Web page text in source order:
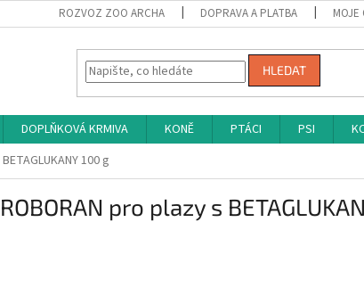
ROZVOZ ZOO ARCHA DOPRAVA A PLATBA MOJE
HLEDAT
DOPLŇKOVÁ KRMIVA KONĚ PTÁCI PSI
100 g
ROBORAN pro plazy s